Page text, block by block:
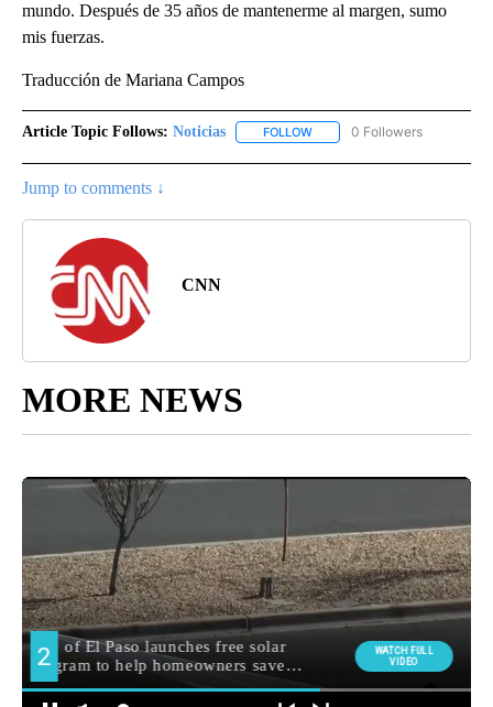
mundo. Después de 35 años de mantenerme al margen, sumo
mis fuerzas.
Traducción de Mariana Campos
Article Topic Follows: Noticias FOLLOW FOLLOW "NOTICIAS" TO
0 Followers
Jump to comments ↓
CNN
MORE NEWS